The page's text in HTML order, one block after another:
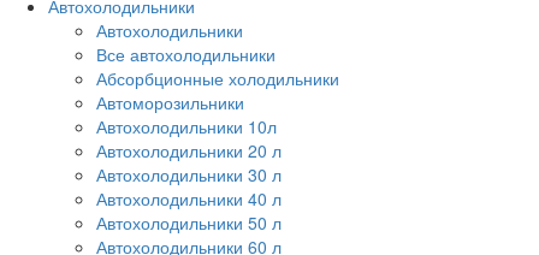
Автохолодильники
Автохолодильники
Все автохолодильники
Абсорбционные холодильники
Автоморозильники
Автохолодильники 10л
Автохолодильники 20 л
Автохолодильники 30 л
Автохолодильники 40 л
Автохолодильники 50 л
Автохолодильники 60 л